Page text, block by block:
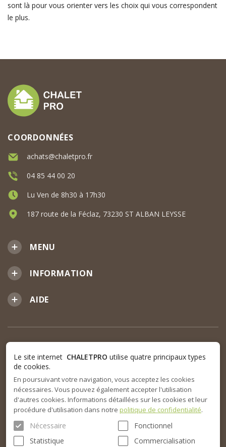
sont là pour vous orienter vers les choix qui vous correspondent
le plus.
MENU
INFORMATION
AIDE
COORDONNÉES
achats@chaletpro.fr
04 85 44 00 20
Lu Ven de 8h30 à 17h30
187 route de la Féclaz, 73230 ST ALBAN LEYSSE
Le site internet CHALETPRO utilise quatre principaux types
de cookies.
En poursuivant votre navigation, vous acceptez les cookies
nécessaires. Vous pouvez également accepter l'utilisation
d'autres cookies. Informations détaillées sur les cookies et leur
procédure d'utilisation dans notre politique de confidentialité.
Nécessaire
Fonctionnel
Statistique
Commercialisation